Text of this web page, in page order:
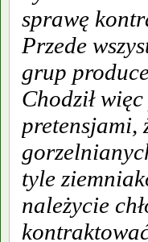
sprawę
Przede
grup
Chodził
pretensjami,
tyle
należycie